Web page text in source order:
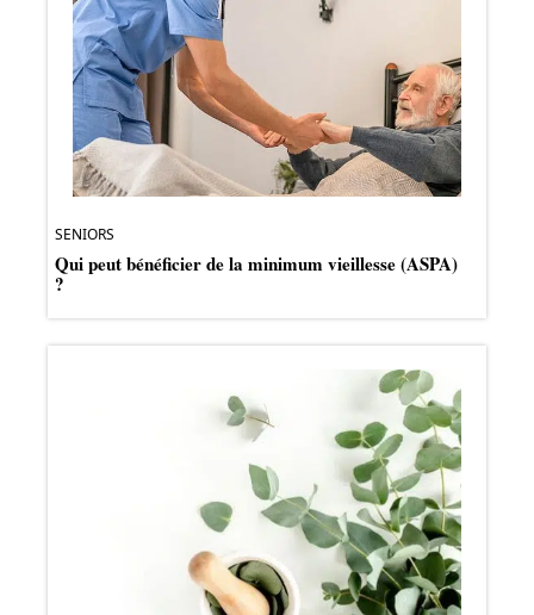
SENIORS
Qui peut bénéficier de la minimum vieillesse (ASPA)
?